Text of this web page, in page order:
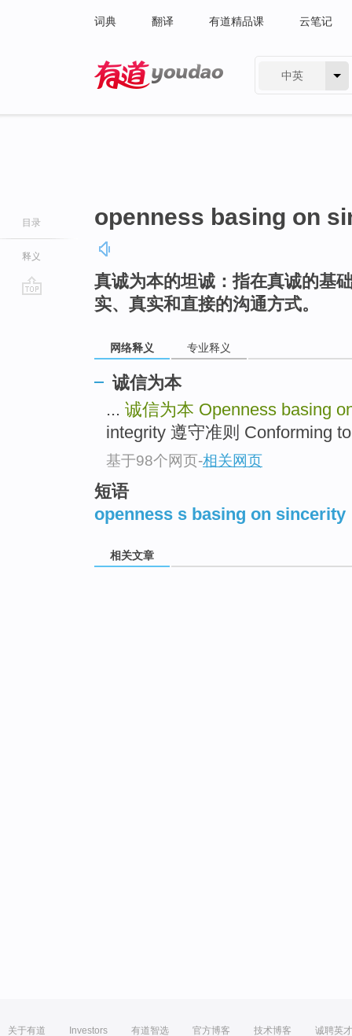
词典 翻译 有道精品课 云笔记
中英
目录
释义
openness basing on
真诚为本的坦诚：指在真诚的基
实、真实和直接的沟通方式。
网络释义 专业释义
诚信为本
... 诚信为本 Openness basing
integrity 遵守准则 Conforming
基于98个网页-相关网页
短语
openness s basing on sincerity
相关文章
关于有道 Investors 有道智选 官方博客 技术博客 诚聘英才